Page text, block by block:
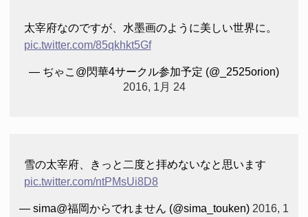
太宰府なのですが、水墨画のように美しい世界に。
pic.twitter.com/85qkhkt5Gf
— ぢゃこ@閃華4サークル参加予定 (@_2525orion)
2016, 1月 24
雪の太宰府、きっと二度と拝めないなと思います
pic.twitter.com/ntPMsUi8D8
— sima@福岡からでれません (@sima_touken) 2016, 1